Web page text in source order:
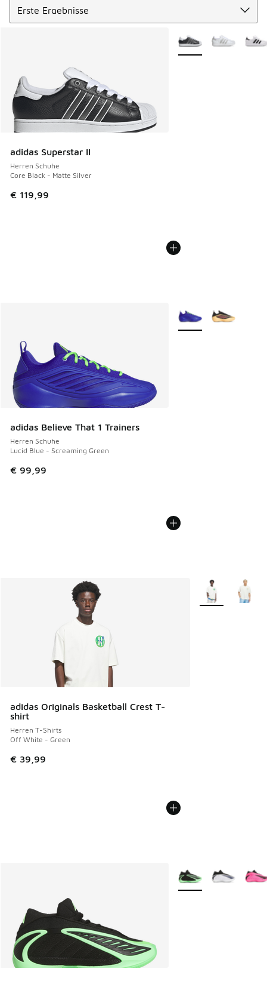
adidas Superstar II
Herren Schuhe
Core Black - Matte Silver
€ 119,99
Weitere Farben
adidas Believe That 1 Trainers
Herren Schuhe
Lucid Blue - Screaming Green
€ 99,99
Weitere Farben
adidas Originals Basketball Crest T-
shirt
Herren T-Shirts
Off White - Green
€ 39,99
Weitere Farben
Weitere Farben